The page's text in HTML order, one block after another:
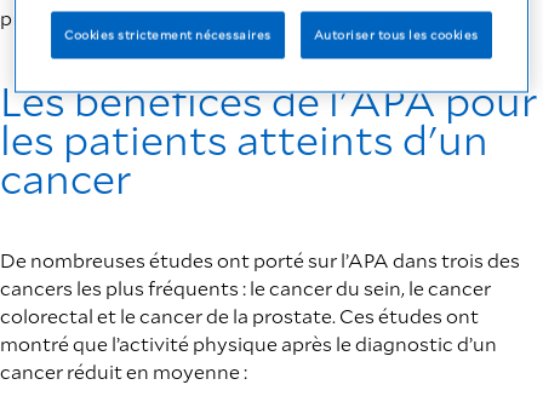
premier ou second recours.ii
Les bénéfices de l'APA pour
les patients atteints d'un
cancer
De nombreuses études ont porté sur l’APA dans trois des
cancers les plus fréquents : le cancer du sein, le cancer
colorectal et le cancer de la prostate. Ces études ont
montré que l’activité physique après le diagnostic d’un
cancer réduit en moyenne :
Cookies strictement nécessaires Autoriser tous les cookies